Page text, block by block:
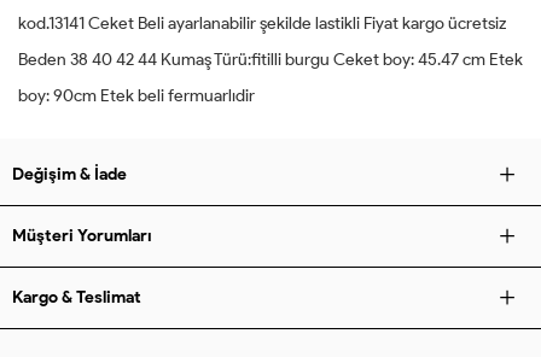
kod.13141 Ceket Beli ayarlanabilir şekilde lastikli Fiyat kargo ücretsiz
Beden 38 40 42 44 Kumaş Türü:fitilli burgu Ceket boy: 45.47 cm Etek
boy: 90cm Etek beli fermuarlıdir
Değişim & İade
Müşteri Yorumları
Kargo & Teslimat